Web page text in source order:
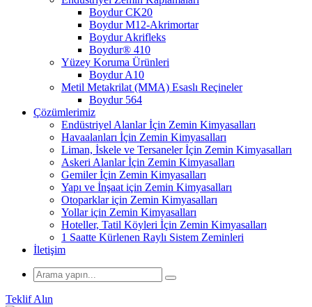
Boydur CK20
Boydur M12-Akrimortar
Boydur Akrifleks
Boydur® 410
Yüzey Koruma Ürünleri
Boydur A10
Metil Metakrilat (MMA) Esaslı Reçineler
Boydur 564
Çözümlerimiz
Endüstriyel Alanlar İçin Zemin Kimyasalları
Havaalanları İçin Zemin Kimyasalları
Liman, İskele ve Tersaneler İçin Zemin Kimyasalları
Askeri Alanlar İçin Zemin Kimyasalları
Gemiler İçin Zemin Kimyasalları
Yapı ve İnşaat için Zemin Kimyasalları
Otoparklar için Zemin Kimyasalları
Yollar için Zemin Kimyasalları
Hoteller, Tatil Köyleri İçin Zemin Kimyasalları
1 Saatte Kürlenen Raylı Sistem Zeminleri
İletişim
Teklif Alın